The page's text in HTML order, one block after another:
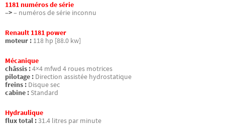
1181 numéros de série
–>– numéros de série inconnu
Renault 1181 power
moteur : 118 hp [88.0 kw]
Mécanique
châssis :4×4 mfwd 4 roues motrices
pilotage : Direction assistée hydrostatique
freins : Disque sec
cabine : Standard
Hydraulique
flux total :31.4 litres par minute